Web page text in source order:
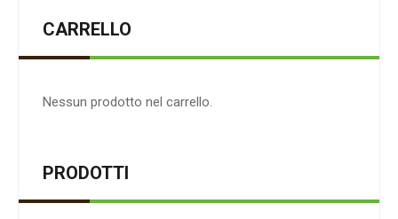
CARRELLO
Nessun prodotto nel carrello.
PRODOTTI